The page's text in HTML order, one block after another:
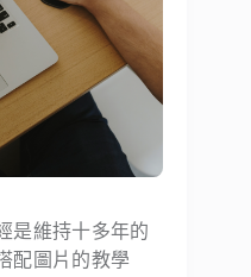
是維持十多年的
配圖片的教學